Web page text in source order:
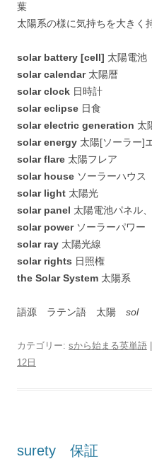
葉
太陽系の様に気持ちを大きく
solar battery [cell] 太陽電池
solar calendar太陽暦
solar clock 日時計
solar eclipse 日食
solar electric generation 太
solar energy 太陽[ソーラー]
solar flare 太陽フレア
solar house ソーラーハウス
solar light 太陽光
solar panel 太陽電池パネル
solar powerソーラーパワー
solar ray 太陽光線
solar rights 日照権
the Solar System 太陽系
語源 ラテン語 太陽 sol
カテゴリー: sから始まる英単語
12日
surety 保証